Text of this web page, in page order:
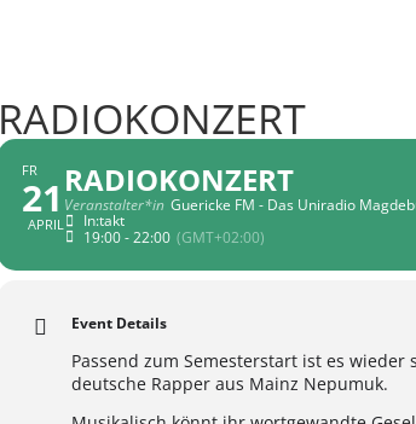
RADIOKONZERT
FR
21
APRIL
RADIOKONZERT
Veranstalter*in Guericke FM - Das Uniradio
In:takt
19:00 - 22:00 (GMT+02:00)
Event Details
Passend zum Semesterstart ist es
deutsche Rapper aus Mainz Nepumuk.